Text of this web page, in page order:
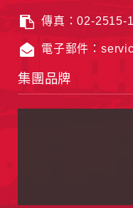
傳真：02-2515-
電子郵件：
集團品牌